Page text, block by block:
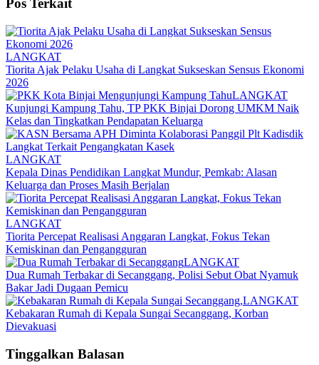
Pos Terkait
LANGKAT
Tiorita Ajak Pelaku Usaha di Langkat Sukseskan Sensus Ekonomi
2026
LANGKAT
Kunjungi Kampung Tahu, TP PKK Binjai Dorong UMKM Naik
Kelas dan Tingkatkan Pendapatan Keluarga
LANGKAT
Kepala Dinas Pendidikan Langkat Mundur, Pemkab: Alasan
Keluarga dan Proses Masih Berjalan
LANGKAT
Tiorita Percepat Realisasi Anggaran Langkat, Fokus Tekan
Kemiskinan dan Pengangguran
LANGKAT
Dua Rumah Terbakar di Secanggang, Polisi Sebut Obat Nyamuk
Bakar Jadi Dugaan Pemicu
LANGKAT
Kebakaran Rumah di Kepala Sungai Secanggang, Korban
Dievakuasi
Tinggalkan Balasan